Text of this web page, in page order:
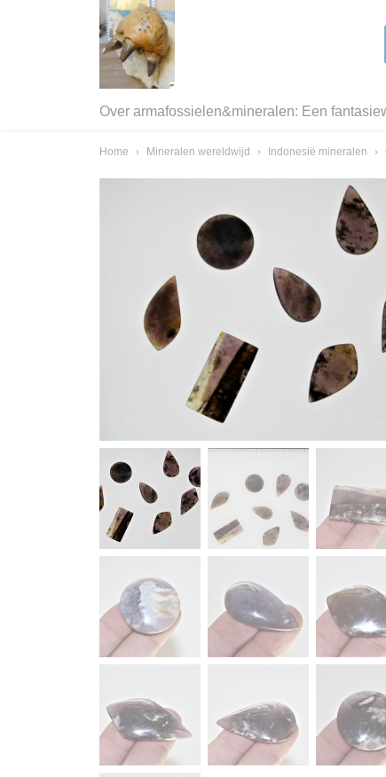
Over armafossielen&mineralen: Een
Home › Mineralen wereldwijd › Indonesië mineralen ›